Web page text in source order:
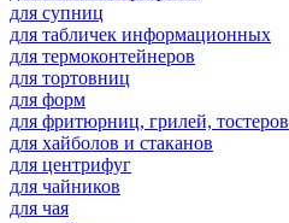
для супниц
для табличек информационных
для термоконтейнеров
для тортовниц
для форм
для фритюрниц, грилей, тостеров
для хайболов и стаканов
для центрифуг
для чайников
для чая